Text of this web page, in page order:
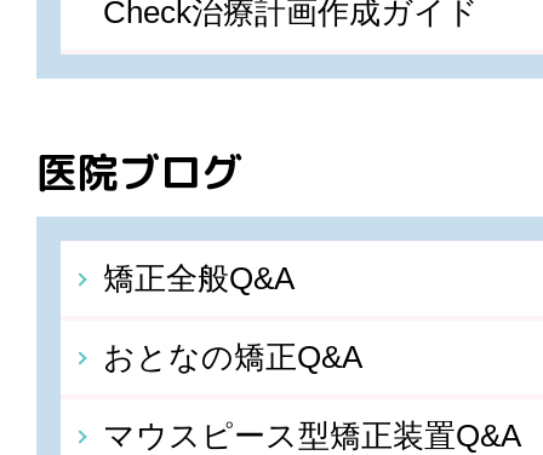
Check治療計画作成ガイド
医院ブログ
矯正全般Q&A
おとなの矯正Q&A
マウスピース型矯正装置Q&A